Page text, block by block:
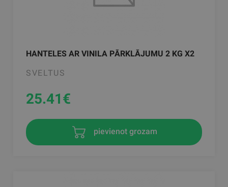
HANTELES AR VINILA PĀRKLĀJUMU 2 KG X2
SVELTUS
25.41€
pievienot grozam